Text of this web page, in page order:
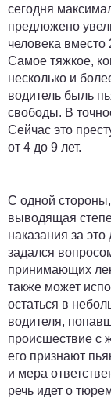
сегодня
предложено
человека вместо
Самое тяжкое,
несколько и
водитель быль
свободы. В
Сейчас это
от 4 до 9 лет.
С одной
выводящая
наказания за
задался
принимающих
также может
остаться в
водителя,
происшествие с
его признают
и мера
речь идет о